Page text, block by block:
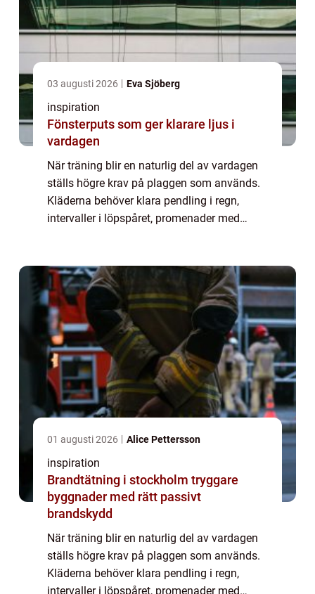
03 augusti 2026 Eva Sjöberg
inspiration
Fönsterputs som ger klarare ljus i
vardagen
När träning blir en naturlig del av vardagen
ställs högre krav på plaggen som används.
Kläderna behöver klara pendling i regn,
intervaller i löpspåret, promenader med
...
01 augusti 2026 Alice Pettersson
inspiration
Brandtätning i stockholm tryggare
byggnader med rätt passivt
brandskydd
När träning blir en naturlig del av vardagen
ställs högre krav på plaggen som används.
Kläderna behöver klara pendling i regn,
intervaller i löpspåret, promenader med